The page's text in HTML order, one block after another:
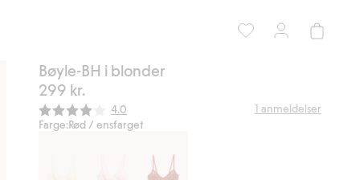
Bøyle-BH i blonder
299 kr.
Gjennomsnittskarakter:
4.0 1 anmeldelser
Farge:Rød / ensfarget